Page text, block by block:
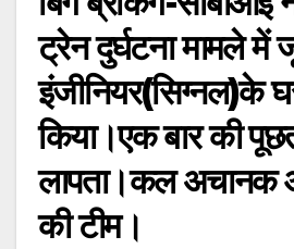
ट्रेन दुर्घटना मामले में
इंजीनियर(सिग्नल)के
किया।एक बार की
लापता।कल अचानक
की टीम।